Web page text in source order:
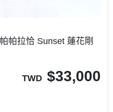
帕拉恰 Sunset 蓮花剛
TWD $33,000